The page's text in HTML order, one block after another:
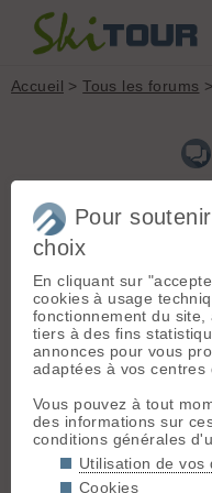
Accueil >Tous les forums >
D
davidg[1272posts] -
bon timelapse (captage
suis montee a Prabert
des nuages avec limite
Etienne-H-[3570
@Forezan: pour y avoir
gelés en surface au
Pour
choix
En cliquant sur
cookies à usage
fonctionnement du
tiers à des fins
annonces pour vous
adaptées à vos centres
Vous pouvez à tout
des informations sur
conditions générales
Utilisation de vos
Cookies